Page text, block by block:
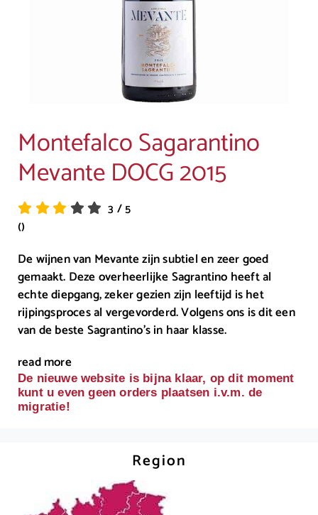
Montefalco Sagarantino
Mevante DOCG 2015
3 /5
()
De wijnen van Mevante zijn subtiel en zeer goed
gemaakt. Deze overheerlijke Sagrantino heeft al
echte diepgang, zeker gezien zijn leeftijd is het
rijpingsproces al vergevorderd. Volgens ons is dit een
van de beste Sagrantino’s in haar klasse.
read more
De nieuwe website is bijna klaar, op dit moment
kunt u even geen orders plaatsen i.v.m. de
migratie!
Region